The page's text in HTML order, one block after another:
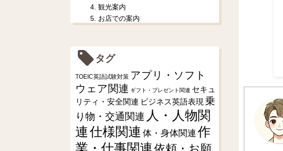
4. 観光案内
5. お店での案内
タグ
TOEIC英語試験対策 アプリ・ソフト
ウェア関連 ギフト・プレゼント関連 セキュ
リティ・安全関連 ビジネス英語表現 乗
り物・交通関連 人・人物関
連仕様関連 体・身体関連 作
業・仕事関連